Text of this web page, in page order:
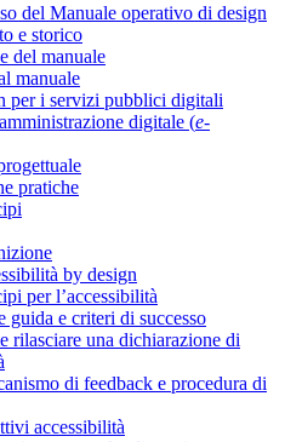
del Manuale operativo di design
e storico
del manuale
manuale
per i servizi pubblici digitali
digitale (e-
pratiche
by design
per l’accessibilità
guida e criteri di successo
rilasciare una dichiarazione di
di feedback e procedura di
accessibilità